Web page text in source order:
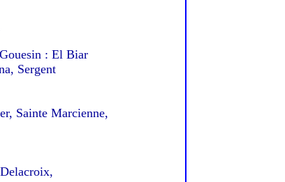
: El Biar
Sergent
Sainte Marcienne,